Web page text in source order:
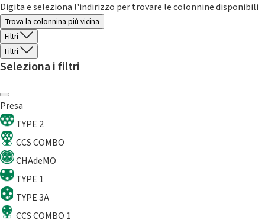
Digita e seleziona l'indirizzo per trovare le colonnine disponibili
Trova la colonnina piú vicina
Filtri
Filtri
Seleziona i filtri
Presa
TYPE 2
CCS COMBO
CHAdeMO
TYPE 1
TYPE 3A
CCS COMBO 1